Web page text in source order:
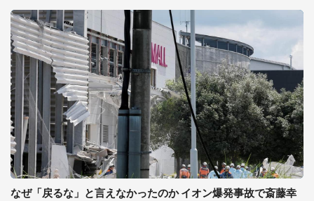
なぜ「戻るな」と言えなかったのか イオン爆発事故で斎藤幸